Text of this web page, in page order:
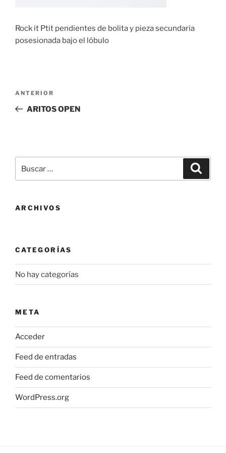
Rock it Ptit pendientes de bolita y pieza secundaria
posesionada bajo el lóbulo
entradas
Entrada
anterior:
ANTERIOR
ARITOS OPEN
por:
ARCHIVOS
CATEGORÍAS
No hay categorías
META
Acceder
Feed de entradas
Feed de comentarios
WordPress.org